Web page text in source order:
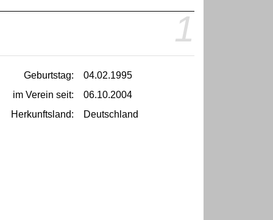
1
Geburtstag:
04.02.1995
im Verein seit:
06.10.2004
Herkunftsland:
Deutschland